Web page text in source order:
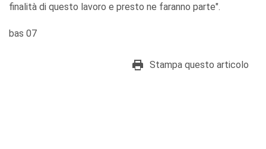
finalità di questo lavoro e presto ne faranno parte".
bas 07
Stampa questo articolo